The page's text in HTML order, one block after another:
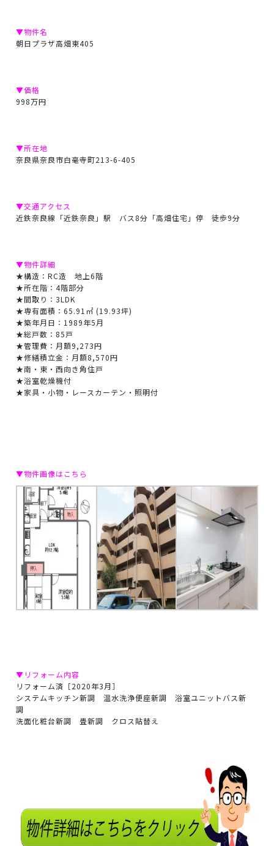
▼物件名
朝日プラザ高畑東405
▼価格
998万円
▼所在地
奈良県奈良市白毫寺町213-6-405
▼交通アクセス
近鉄奈良線「近鉄奈良」駅 バス8分「高畑住宅」停 徒歩9分
▼物件詳細
★構造：RC造 地上6階
★所在階：4階部分
★間取り：3LDK
★専有面積：65.91㎡ (19.93坪)
★築年月日：1989年5月
★総戸数：85戸
★管理費：月額9,273円
★修繕積立金：月額8,570円
★南・東・西向き角住戸
★浴室乾燥機付
★家具・小物・レースカーテン・照明付
▼物件画像はこちら
▼リフォーム内容
リフォーム済［2020年3月］
システムキッチン新調 温水洗浄便座新調 浴室ユニットバス新
調
洗面化粧台新調 畳新調 クロス貼替え